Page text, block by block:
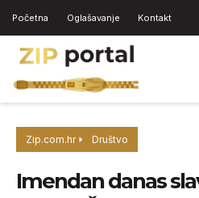
Početna Oglašavanje Kontakt
Zip.com.hr Društvo
Imendan danas